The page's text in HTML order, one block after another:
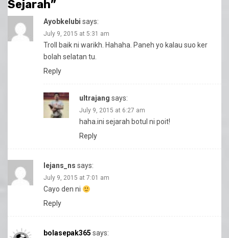
Sejarah”
Ayobkelubi says:
July 9, 2015 at 5:31 am
Troll baik ni warikh. Hahaha. Paneh yo kalau suo ker
bolah selatan tu.
Reply
ultrajang says:
July 9, 2015 at 6:27 am
haha.ini sejarah botul ni poit!
Reply
Iejans_ns says:
July 9, 2015 at 7:01 am
Cayo den ni
Reply
bolasepak365 says: